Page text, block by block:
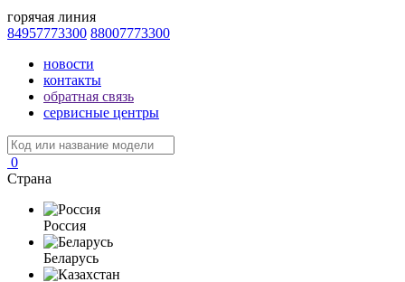
горячая линия
84957773300 88007773300
новости
контакты
обратная связь
сервисные центры
0
Страна
Россия
Беларусь